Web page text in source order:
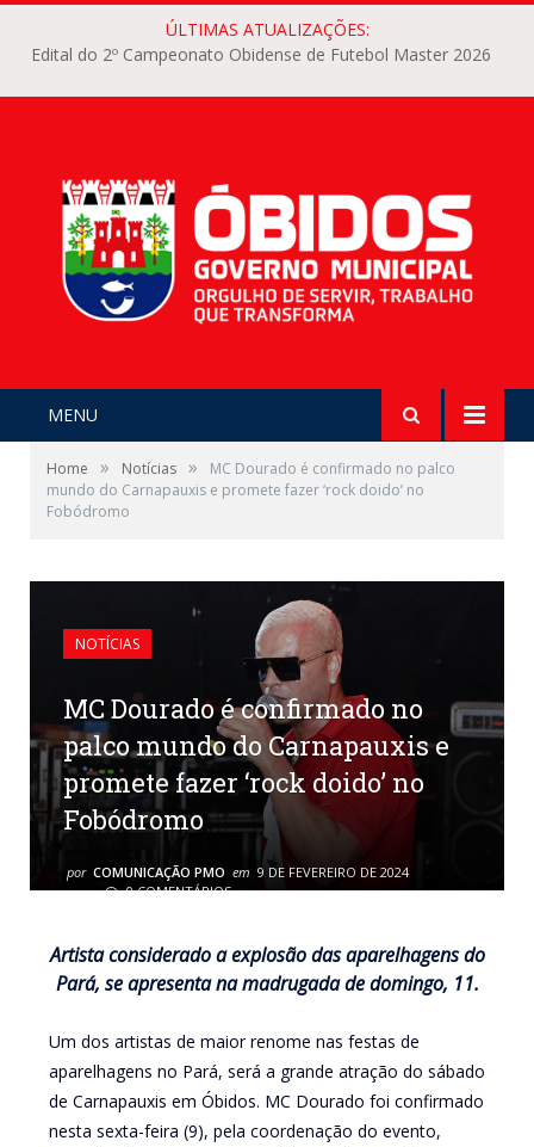
ÚLTIMAS ATUALIZAÇÕES:
Edital do 2º Campeonato Obidense de Futebol Master 2026
MENU
Home » Notícias »
MC Dourado é confirmado no palco
mundo do Carnapauxis e promete fazer ‘rock doido’ no
Fobódromo
NOTÍCIAS
MC Dourado é confirmado no
palco mundo do Carnapauxis e
promete fazer ‘rock doido’ no
Fobódromo
por COMUNICAÇÃO PMO em 9 DE FEVEREIRO DE 2024
0 COMENTÁRIOS
Artista considerado a explosão das aparelhagens do
Pará, se apresenta na madrugada de domingo, 11.
Um dos artistas de maior renome nas festas de
aparelhagens no Pará, será a grande atração do sábado
de Carnapauxis em Óbidos. MC Dourado foi confirmado
nesta sexta-feira (9), pela coordenação do evento,